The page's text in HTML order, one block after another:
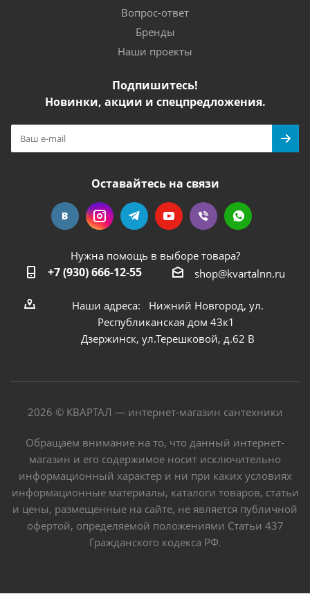
Вопрос-ответ
Бренды
Наши проекты
Подпишитесь!
Новинки, акции и спецпредложения.
Оставайтесь на связи
Нужна помощь в выборе товара?
+7 (930) 666-12-55 shop@kvartalnn.ru
Наши адреса: Нижний Новгород, ул.
Республиканская дом 43к1
Дзержинск, ул.Терешковой, д.62 В
2026 © КВАРТАЛ — интернет-магазин сантехники
Обращаем внимание на то, что данный интернет-
магазин и его содержимое носит исключительно
информационный характер и ни при каких условиях
информационные материалы, каталоги товаров, статьи
и цены, размещенные на сайте, не является публичной
офертой, определяемой положениями Статьи 437
Гражданского кодекса РФ.